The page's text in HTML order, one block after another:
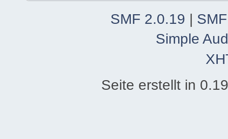
SMF 2.0.19 |
Simple
Seite erstellt in